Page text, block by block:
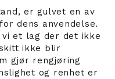
er gulvet en av
dens anvendelse.
et lag der det ikke
ikke blir
gjør rengjøring
og renhet er